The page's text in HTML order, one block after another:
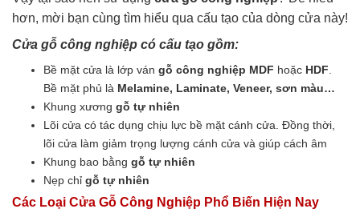
hơn, mời bạn cùng tìm hiểu qua cấu tạo của dòng cửa này!
Cửa gỗ công nghiệp có cấu tạo gồm:
Bề mặt cửa là lớp ván gỗ công nghiệp MDF hoặc HDF
Bề mặt phủ là Melamine, Laminate, Veneer, sơn màu…
Khung xương gỗ tự nhiên
Lõi cửa có tác dụng chịu lực bề mặt cánh cửa. Đồng thời,
lõi cửa làm giảm trọng lượng cánh cửa và giúp cách âm
Khung bao bằng gỗ tự nhiên
Nẹp chỉ gỗ tự nhiên
Các Loại Cửa Gỗ Công Nghiệp Phổ Biến Hiện Nay